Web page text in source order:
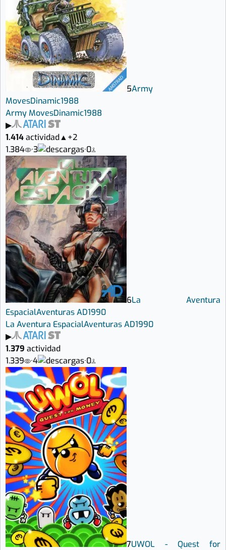
5Army
MovesDinamic1988
Army MovesDinamic1988
▶
1.414actividad▲+2
1.384
·3 ·0
6La Aventura
EspacialAventuras AD1990
La Aventura EspacialAventuras AD1990
▶
1.379 actividad
1.339
·4 ·0
7UWOL - Quest for